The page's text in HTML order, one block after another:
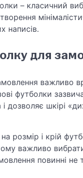
– класичний
написів.
для
важливо
футболки
дозволяє шкірі
розмір і крій
важливо
повинні